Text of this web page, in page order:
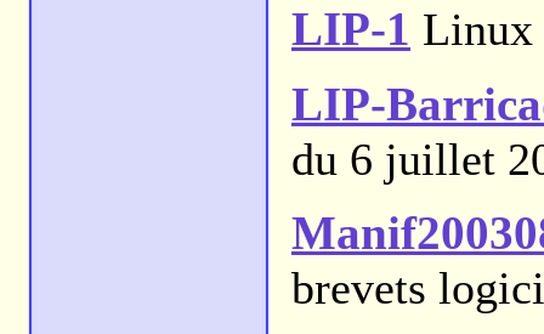
LIP-1 Linux
LIP-
du 6 juillet
brevets